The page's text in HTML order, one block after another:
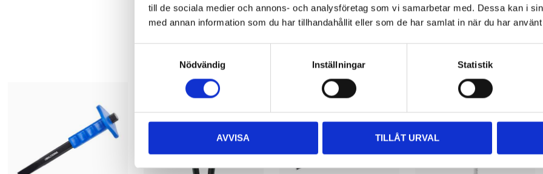
till de sociala medier och annons- och analysföretag som vi samarbetar med. Dessa kan i
med annan information som du har tillhandahållit eller som de har samlat in när du har
Nödvändig
Inställningar Statistik
AVVISA TILLÅT URVAL
Andra kunder köpte också